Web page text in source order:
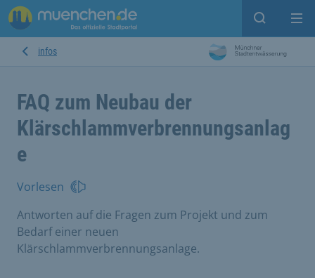
Suche
infos
FAQ zum Neubau der
Klärschlammverbrennungsanlag
e
Vorlesen
Antworten auf die Fragen zum Projekt und zum
Bedarf einer neuen
Klärschlammverbrennungsanlage.